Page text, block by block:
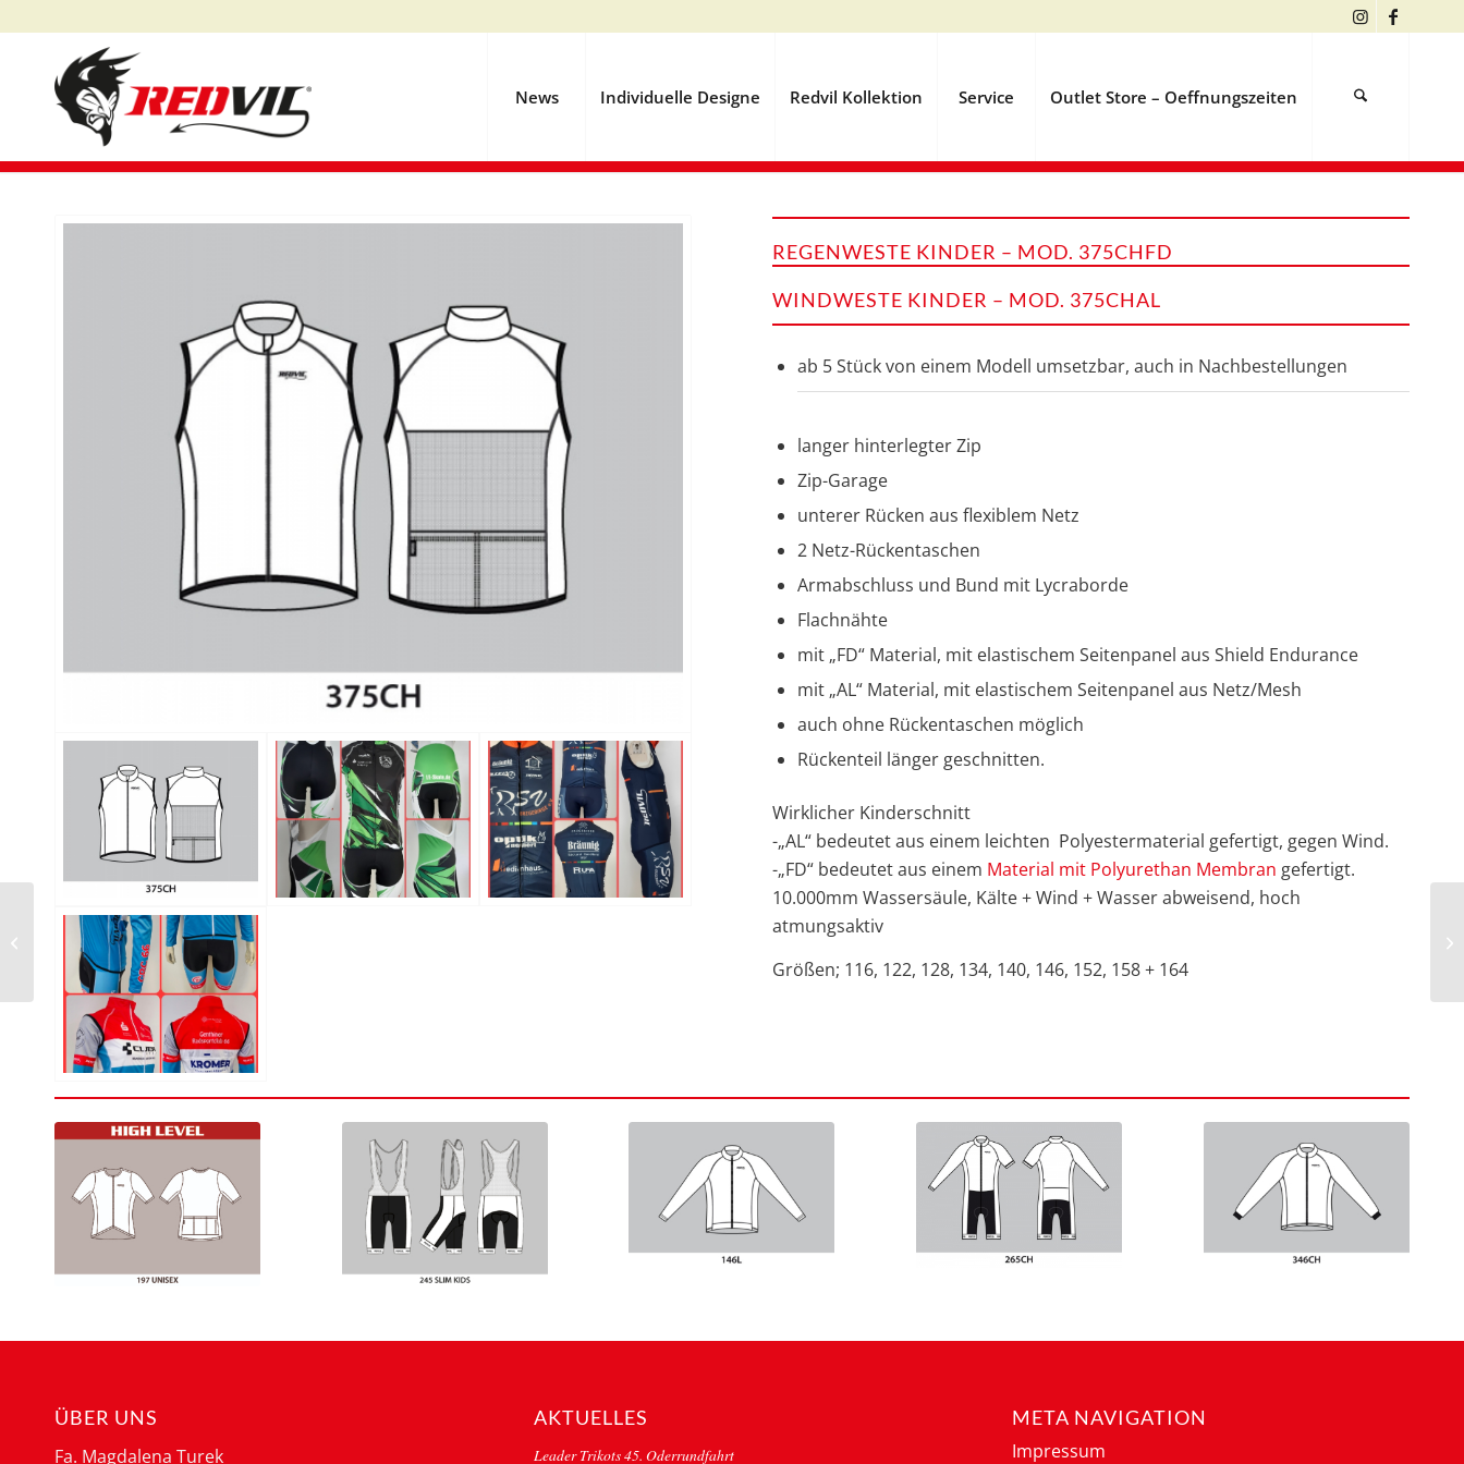
News Individuelle Designe Redvil Kollektion Service Outlet Store – Oeffnungszeiten
REGENWESTE KINDER – MOD. 375CHFD
WINDWESTE KINDER – MOD. 375CHAL
ab 5 Stück von einem Modell umsetzbar, auch in Nachbestellungen
langer hinterlegter Zip
Zip-Garage
unterer Rücken aus flexiblem Netz
2 Netz-Rückentaschen
Armabschluss und Bund mit Lycraborde
Flachnähte
mit „FD“ Material, mit elastischem Seitenpanel aus Shield Endurance
mit „AL“ Material, mit elastischem Seitenpanel aus Netz/Mesh
auch ohne Rückentaschen möglich
Rückenteil länger geschnitten.
Wirklicher Kinderschnitt
-„AL“ bedeutet aus einem leichten Polyestermaterial gefertigt, gegen Wind.
-„FD“ bedeutet aus einem Material mit Polyurethan Membran gefertigt.
10.000mm Wassersäule, Kälte + Wind + Wasser abweisend, hoch
atmungsaktiv
Größen; 116, 122, 128, 134, 140, 146, 152, 158 + 164
ÜBER UNS
Fa. Magdalena Turek
AKTUELLES
Leader Trikots 45. Oderrundfahrt
META NAVIGATION
Impressum
Skate Rennanzug AERO
298-A SKATE + 298L-A